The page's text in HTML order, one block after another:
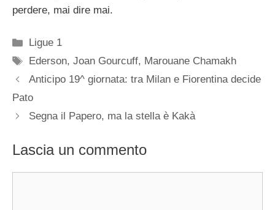
perdere, mai dire mai.
Categorie
Ligue 1
Tag
Ederson,Joan Gourcuff, Marouane Chamakh
Anticipo 19^ giornata: tra Milan e Fiorentina decide
Pato
Segna il Papero, ma la stella è Kakà
Lascia un commento